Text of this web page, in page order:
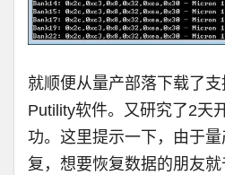
就顺便从量产部落下载了
Putility软件。又研究了2天
功。这里提示一下，由于
复，想要恢复数据的朋友就